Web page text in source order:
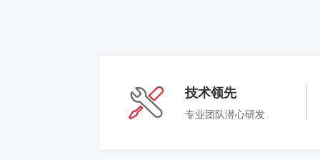
技术领先
专业团队潜心研发